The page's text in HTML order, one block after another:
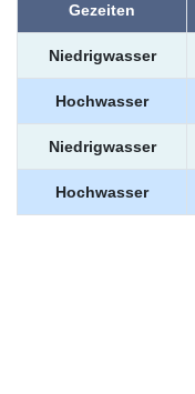
Gezeiten
Niedrigwasser
Hochwasser
Niedrigwasser
Hochwasser